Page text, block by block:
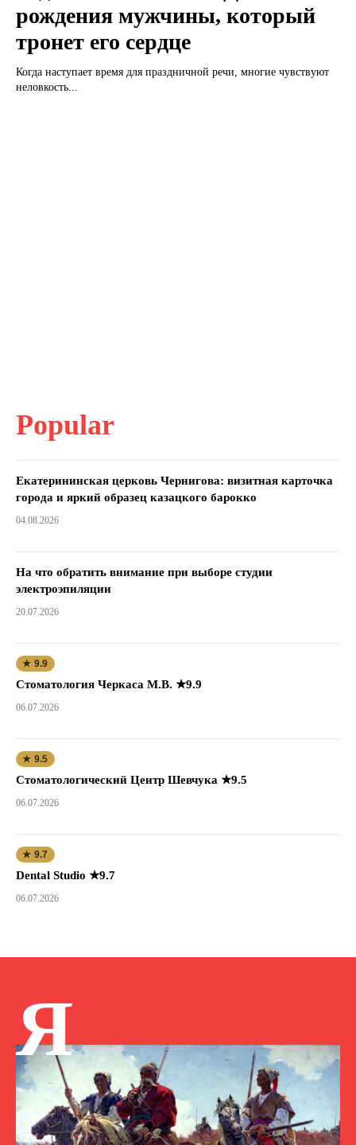
рождения мужчины, который
тронет его сердце
Когда наступает время для праздничной речи, многие чувствуют
неловкость...
Popular
Екатерининская церковь Чернигова: визитная карточка
города и яркий образец казацкого барокко
04.08.2026
На что обратить внимание при выборе студии
электроэпиляции
20.07.2026
★ 9.9
Стоматология Черкаса М.В. ★9.9
06.07.2026
★ 9.5
Стоматологический Центр Шевчука ★9.5
06.07.2026
★ 9.7
Dental Studio ★9.7
06.07.2026
Я